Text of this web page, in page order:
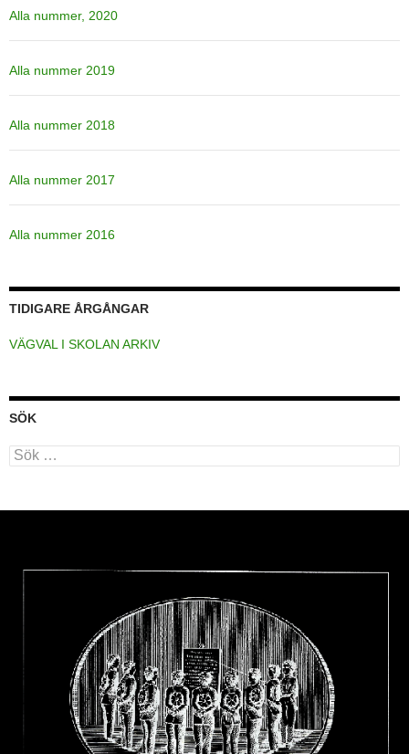
Alla nummer, 2020
Alla nummer 2019
Alla nummer 2018
Alla nummer 2017
Alla nummer 2016
TIDIGARE ÅRGÅNGAR
VÄGVAL I SKOLAN ARKIV
SÖK
Sök
efter: